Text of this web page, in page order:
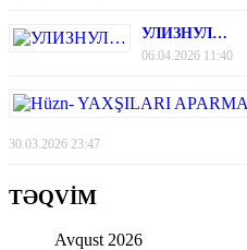
УЛИЗНУЛ…
06.04.2026 11:40
30.03.2026 23:47
TƏQVİM
Avqust 2026